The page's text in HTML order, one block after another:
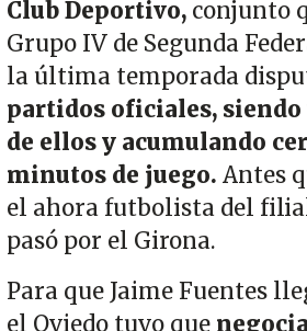
Club Deportivo,conjunto
Grupo IV de Segunda
la última temporada
partidos oficiales,
de ellos y acumulando
minutos de juego. Antes
el ahora futbolista del
pasó por el Girona.
Para que Jaime Fuentes
el Oviedo tuvo que